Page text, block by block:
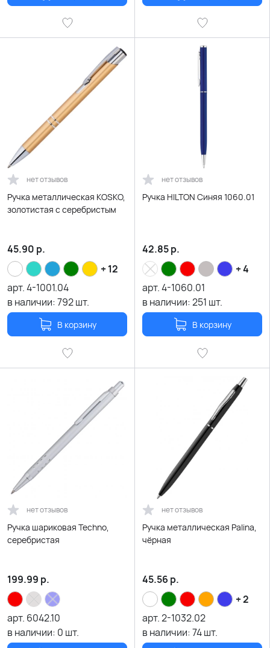
нет отзывов
Ручка металлическая KOSKO,
золотистая с серебристым
45.90 р.
+ 12
арт.4-1001.04
в наличии:792шт.
В корзину
нет отзывов
Ручка HILTON Синяя 1060.01
42.85р.
+ 4
арт.4-1060.01
в наличии:251 шт.
В корзину
нет отзывов
Ручка шариковая Techno,
серебристая
199.99 р.
арт. 6042.10
в наличии: 0 шт.
нет отзывов
Ручка металлическая Palina,
чёрная
45.56 р.
+ 2
арт.2-1032.02
в наличии:74шт.